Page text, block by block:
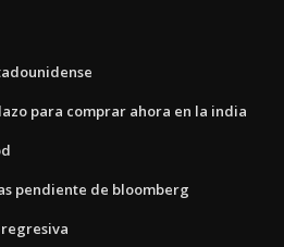
para comprar ahora en la india
pendiente de bloomberg